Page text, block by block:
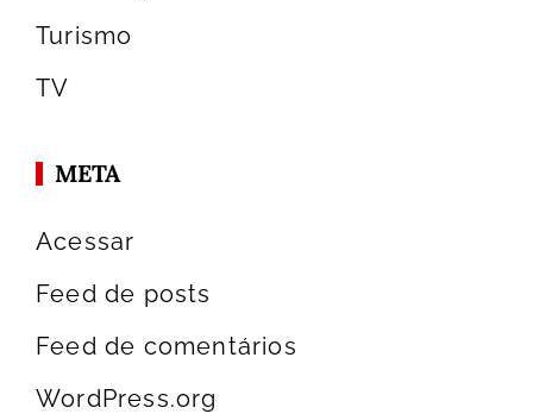
Turismo
TV
META
Acessar
Feed de posts
Feed de comentários
WordPress.org